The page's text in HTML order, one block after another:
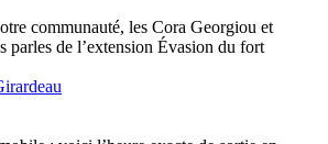
communauté, les Cora Georgiou et
de l’extension Évasion du fort